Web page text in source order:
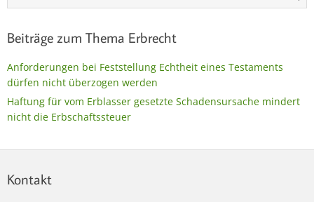
Beiträge zum Thema Erbrecht
Anforderungen bei Feststellung Echtheit eines Testaments
dürfen nicht überzogen werden
Haftung für vom Erblasser gesetzte Schadensursache mindert
nicht die Erbschaftssteuer
Kontakt